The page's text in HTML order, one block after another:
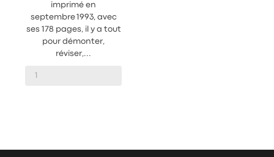
imprimé en
septembre 1993, avec
ses 178 pages, il y a tout
pour démonter,
réviser,...